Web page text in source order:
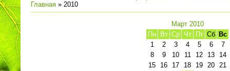
Главная » 2010
Март 2010
Пн
Вт Ср Чт Пт Сб Вс
1
2 3 4 5 6
7
8
9 10 11 12 13
14
15
16 17 18 19 20 21